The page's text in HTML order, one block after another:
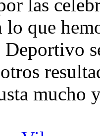
las
lo que
mucho